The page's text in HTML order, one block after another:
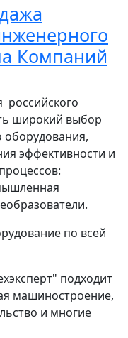
Компаний
российского
широкий выбор
эффективности и
по всей
подходит
машиностроение,
и многие